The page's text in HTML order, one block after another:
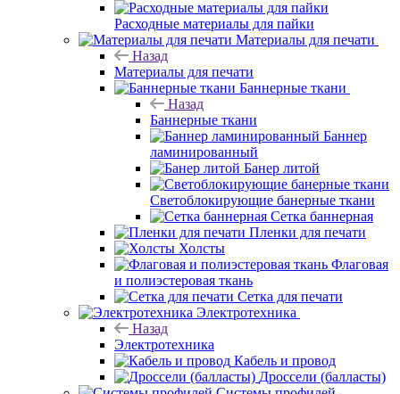
Расходные материалы для пайки
Материалы для печати
Назад
Материалы для печати
Баннерные ткани
Назад
Баннерные ткани
Баннер
ламинированный
Банер литой
Светоблокирующие банерные ткани
Сетка баннерная
Пленки для печати
Холсты
Флаговая
и полиэстеровая ткань
Сетка для печати
Электротехника
Назад
Электротехника
Кабель и провод
Дроссели (балласты)